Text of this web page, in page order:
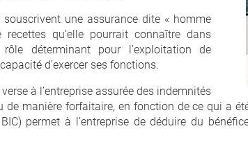
une assurance dite « homme
qu’elle pourrait connaître dans
déterminant pour l’exploitation de
d’exercer ses fonctions.
à l’entreprise assurée des indemnités
manière forfaitaire, en fonction de ce qui a
permet à l’entreprise de déduire du